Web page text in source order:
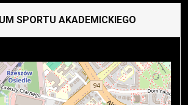
SPORTU AKADEMICKIEGO